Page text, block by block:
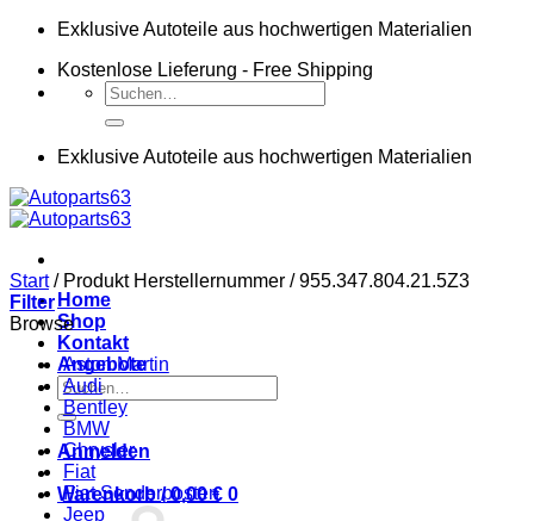
Zum
springen
Exklusive Autoteile aus hochwertigen Materialien
Kostenlose Lieferung - Free Shipping
Suchen
nach:
Exklusive Autoteile aus hochwertigen Materialien
Home
Shop
Kontakt
Angebote
Suchen
nach:
Anmelden
Warenkorb /0,00€ 0
Start /Produkt Herstellernummer /955.347.804.21.5Z3
Filter
Browse
Aston Martin
Audi
Bentley
BMW
Chrysler
Fiat
Fiat Sonderposten
Jeep